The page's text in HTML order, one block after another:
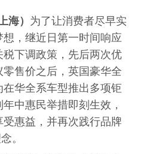
SHARE
海） 为了让消费者尽早实
，继近日第一时间响应
下调政策，先后两次优
售价之后，英国豪华全
华全系车型推出多项钜
中惠民举措即刻生效，
惠益，并再次践行品牌
。